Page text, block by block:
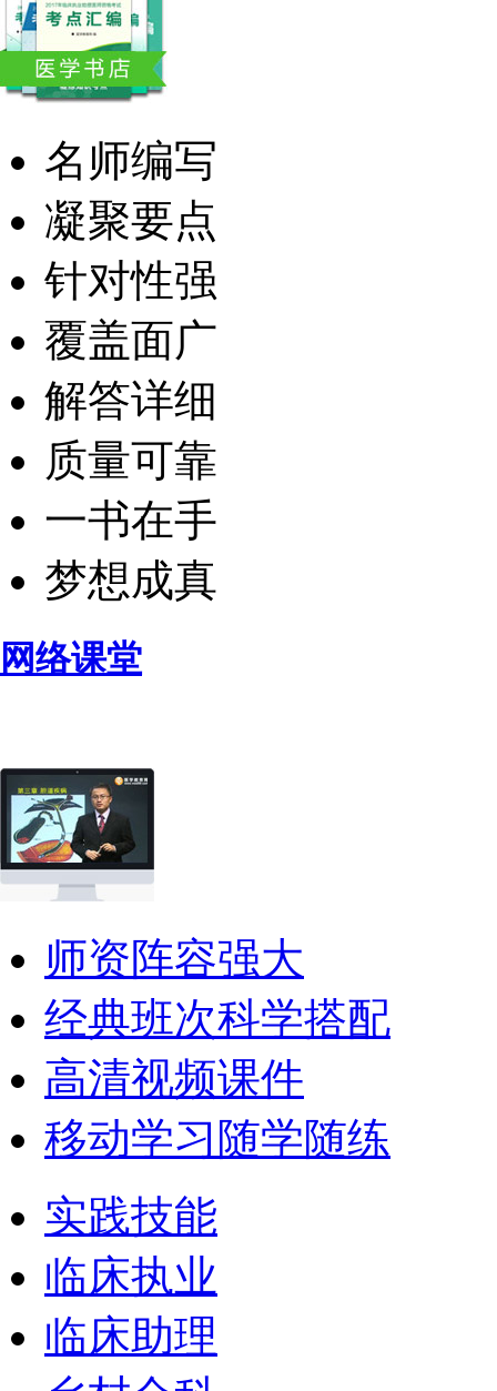
名师编写
凝聚要点
针对性强
覆盖面广
解答详细
质量可靠
一书在手
梦想成真
网络课堂
师资阵容强大
经典班次科学搭配
高清视频课件
移动学习随学随练
实践技能
临床执业
临床助理